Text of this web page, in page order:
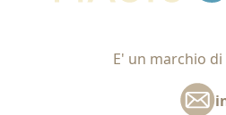
E' un marchio di